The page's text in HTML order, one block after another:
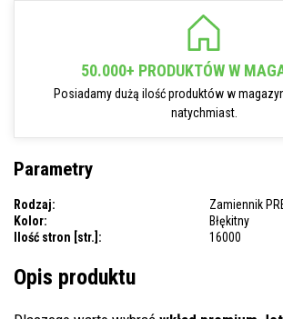
50.000+ PRODUKTÓW W
Posiadamy dużą ilość produktów w
natychmiast.
Parametry
Rodzaj:
Zamiennik
Kolor:
Błękitny
Ilość stron [str.]:
16000
Opis produktu